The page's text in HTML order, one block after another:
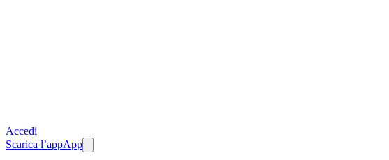
Accedi
Scarica l’appApp